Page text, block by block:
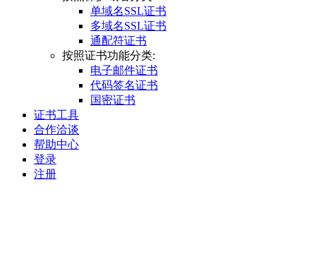
单域名SSL证书
多域名SSL证书
通配符证书
按照证书功能分类:
电子邮件证书
代码签名证书
国密证书
证书工具
合作洽谈
帮助中心
登录
注册